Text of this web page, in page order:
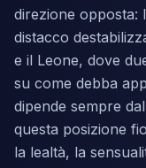
direzione opposta:
distacco
e il Leone, dove
su come debba
dipende sempre
questa posizione
la lealtà, la